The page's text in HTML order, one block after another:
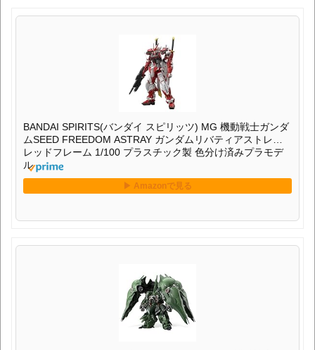
BANDAI SPIRITS(バンダイ スピリッツ) MG 機動戦士ガンダ
ムSEED FREEDOM ASTRAY ガンダムリバティアストレイ
レッドフレーム 1/100 プラスチック製 色分け済みプラモデ
ル